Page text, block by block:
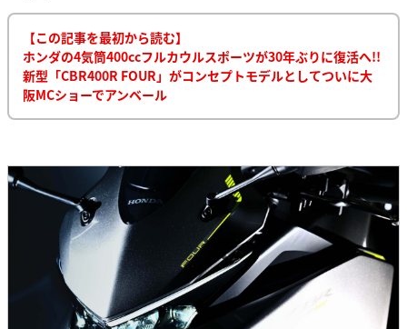
【この記事を最初から読む】
ホンダの4気筒400ccフルカウルスポーツが30年ぶりに復活へ!!
新型「CBR400R FOUR」がコンセプトモデルとしてついに大
阪MCショーでアンベール